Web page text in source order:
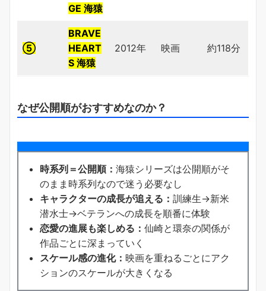
GE 海猿
⑤
BRAVE
HEART
S 海猿
2012年 映画 約118分
なぜ公開順がおすすめなのか？
時系列＝公開順： 海猿シリーズは公開順がそ
のまま時系列なので迷う必要なし
キャラクターの成長が追える： 訓練生→新米
潜水士→ベテランへの成長を順番に体験
恋愛の進展も楽しめる： 仙崎と環奈の関係が
作品ごとに深まっていく
スケール感の進化： 映画を重ねるごとにアク
ションのスケールが大きくなる